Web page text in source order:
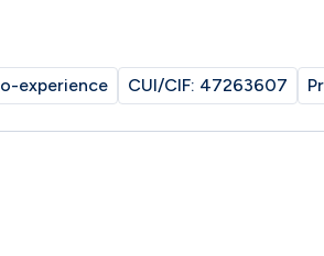
experience CUI/CIF: 47263607